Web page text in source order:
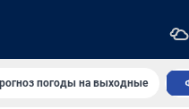
погоды на выходные